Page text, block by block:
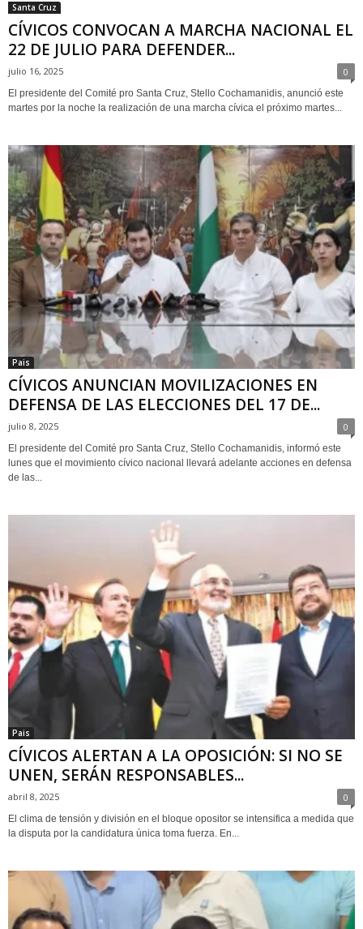
Santa Cruz
CÍVICOS CONVOCAN A MARCHA NACIONAL EL
22 DE JULIO PARA DEFENDER...
julio 16, 2025 0
El presidente del Comité pro Santa Cruz, Stello Cochamanidis, anunció este
martes por la noche la realización de una marcha cívica el próximo martes...
Pais
CÍVICOS ANUNCIAN MOVILIZACIONES EN
DEFENSA DE LAS ELECCIONES DEL 17 DE...
julio 8, 2025 0
El presidente del Comité pro Santa Cruz, Stello Cochamanidis, informó este
lunes que el movimiento cívico nacional llevará adelante acciones en defensa
de las...
Pais
CÍVICOS ALERTAN A LA OPOSICIÓN: SI NO SE
UNEN, SERÁN RESPONSABLES...
abril 8, 2025 0
El clima de tensión y división en el bloque opositor se intensifica a medida que
la disputa por la candidatura única toma fuerza. En...